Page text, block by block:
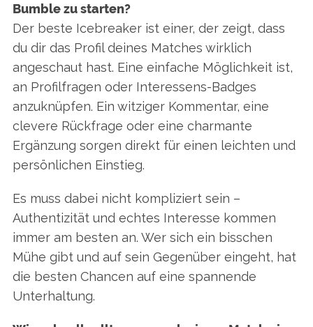
Bumble zu starten?
Der beste Icebreaker ist einer, der zeigt, dass
du dir das Profil deines Matches wirklich
angeschaut hast. Eine einfache Möglichkeit ist,
an Profilfragen oder Interessens-Badges
anzuknüpfen. Ein witziger Kommentar, eine
clevere Rückfrage oder eine charmante
Ergänzung sorgen direkt für einen leichten und
persönlichen Einstieg.
Es muss dabei nicht kompliziert sein –
Authentizität und echtes Interesse kommen
immer am besten an. Wer sich ein bisschen
Mühe gibt und auf sein Gegenüber eingeht, hat
die besten Chancen auf eine spannende
Unterhaltung.